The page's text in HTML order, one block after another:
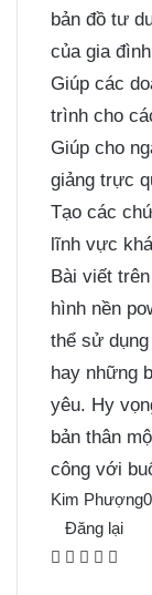
bản đồ tư
của gia
Giúp các
trình cho
Giúp cho
giảng trực
Tạo các
lĩnh vực
Bài viết
hình nền
thể sử
hay những
yêu. Hy
bản thân
công với
Kim Phượng
Đăng lại
F X P M